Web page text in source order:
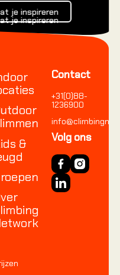
Laat je inspireren
je inspireren
je inspireren
&
Contact
+31(0)88-
1236900
Volg ons